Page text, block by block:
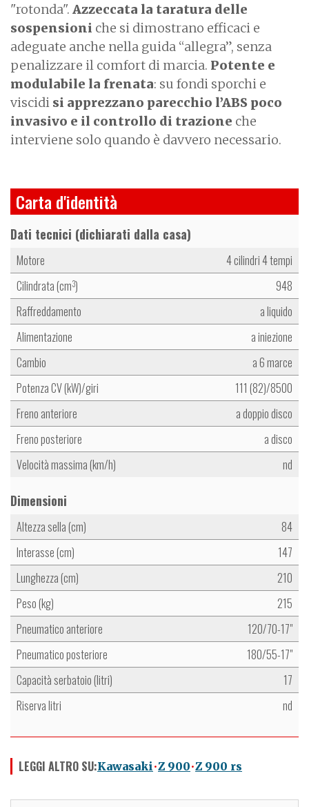
"rotonda". Azzeccata la taratura delle
sospensioni che si dimostrano efficaci e
adeguate anche nella guida “allegra”, senza
penalizzare il comfort di marcia. Potente e
modulabile la frenata: su fondi sporchi e
viscidi si apprezzano parecchio l’ABS poco
invasivo e il controllo di trazione che
interviene solo quando è davvero necessario.
Carta d'identità
Dati tecnici (dichiarati dalla casa)
Motore
4 cilindri 4 tempi
Cilindrata (cm3)
948
Raffreddamento
a liquido
Alimentazione
a iniezione
Cambio
a 6 marce
Potenza CV (kW)/giri
111 (82)/8500
Freno anteriore
a doppio disco
Freno posteriore
a disco
Velocità massima (km/h)
nd
Dimensioni
Altezza sella (cm)
84
Interasse (cm)
147
Lunghezza (cm)
210
Peso (kg)
215
Pneumatico anteriore
120/70-17"
Pneumatico posteriore
180/55-17"
Capacità serbatoio (litri)
17
Riserva litri
nd
LEGGI ALTRO SU:Kawasaki Z 900 Z 900 rs